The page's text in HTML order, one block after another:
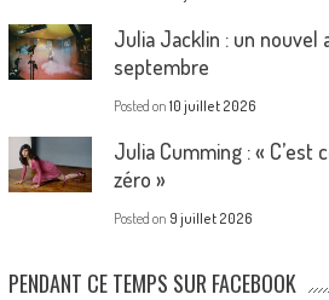
Julia Jacklin : un nouvel
septembre
Posted on 10 juillet 2026
Julia Cumming : « C’est
zéro »
Posted on 9 juillet 2026
PENDANT CE TEMPS SUR FACEBOOK